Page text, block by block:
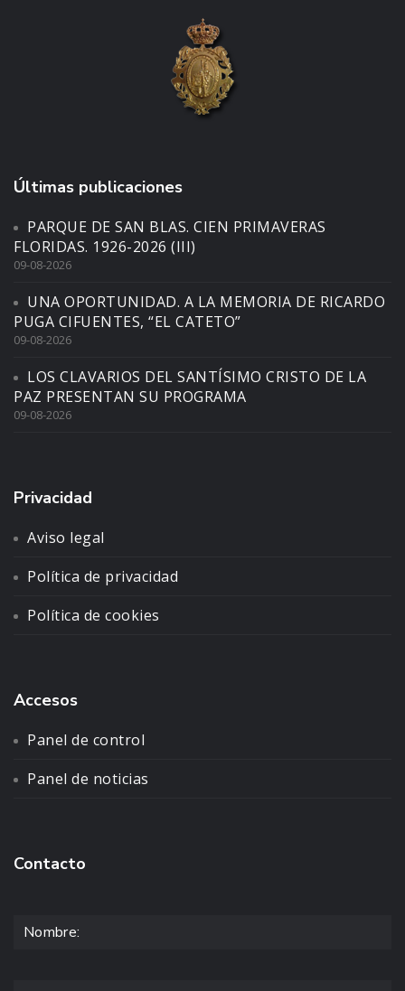
Últimas publicaciones
PARQUE DE SAN BLAS. CIEN PRIMAVERAS
FLORIDAS. 1926-2026 (III)
09-08-2026
UNA OPORTUNIDAD. A LA MEMORIA DE RICARDO
PUGA CIFUENTES, “EL CATETO”
09-08-2026
LOS CLAVARIOS DEL SANTÍSIMO CRISTO DE LA
PAZ PRESENTAN SU PROGRAMA
09-08-2026
Privacidad
Aviso legal
Política de privacidad
Política de cookies
Accesos
Panel de control
Panel de noticias
Contacto